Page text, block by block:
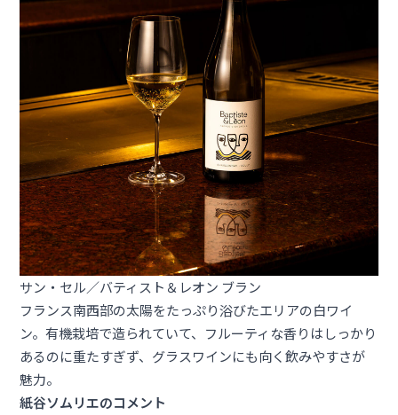
サン・セル／バティスト＆レオン ブラン
フランス南西部の太陽をたっぷり浴びたエリアの白ワイ
ン。有機栽培で造られていて、フルーティな香りはしっかり
あるのに重たすぎず、グラスワインにも向く飲みやすさが
魅力。
紙谷ソムリエのコメント